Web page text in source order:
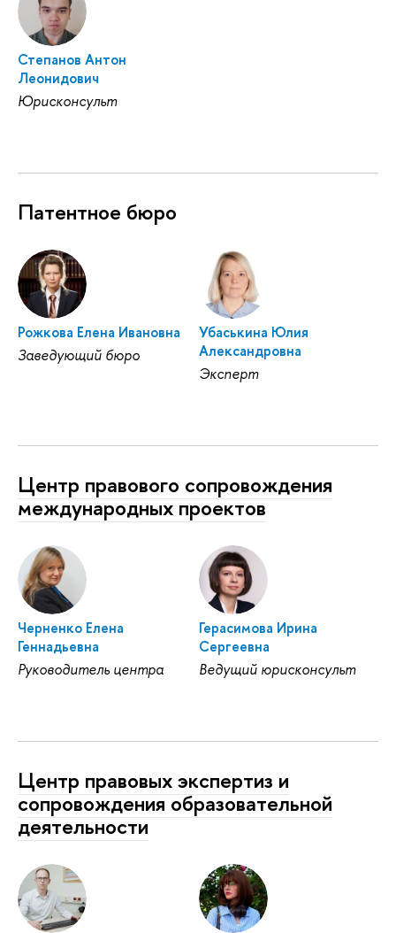
Степанов Антон
Леонидович
Юрисконсульт
Патентное бюро
Рожкова Елена Ивановна
Заведующий бюро
Убаськина Юлия
Александровна
Эксперт
Центр правового сопровождения
международных проектов
Черненко Елена
Геннадьевна
Руководитель центра
Герасимова Ирина
Сергеевна
Ведущий юрисконсульт
Центр правовых экспертиз и
сопровождения образовательной
деятельности